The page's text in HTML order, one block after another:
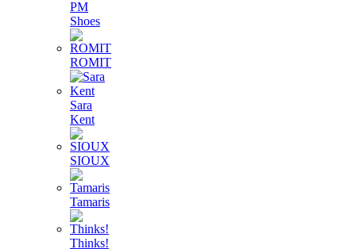
PM
Shoes
ROMIT
Sara
Kent
SIOUX
Tamaris
Thinks!